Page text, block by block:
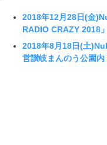
2018年12月28日(金
RADIO CRAZY 2018
2018年8月18日(土
営讃岐まんのう公園